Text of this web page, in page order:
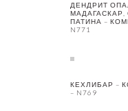
ДЕНДРИТ
МАДАГАСКАР,
ПАТИНА –
N771
КЕХЛИБАР –
– N769